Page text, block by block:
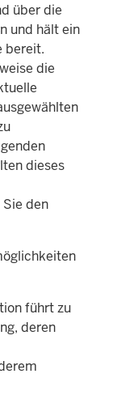
über die
und hält ein
bereit.
die
dieses
den
führt zu
deren